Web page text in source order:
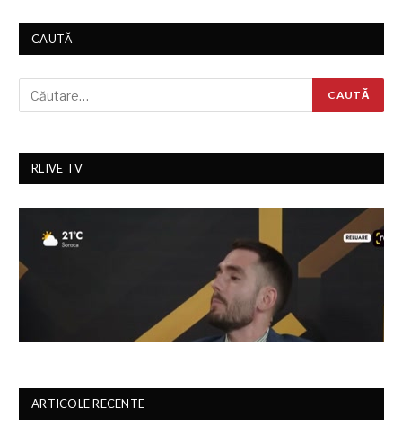
CAUTĂ
RLIVE TV
ARTICOLE RECENTE